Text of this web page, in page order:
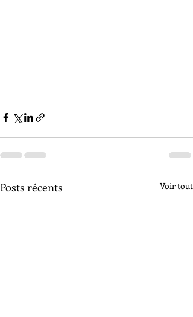
Posts récents Voir tout